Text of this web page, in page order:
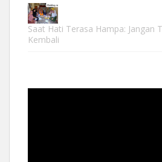
Saat Hati Terasa Hampa: Jangan
Kembali